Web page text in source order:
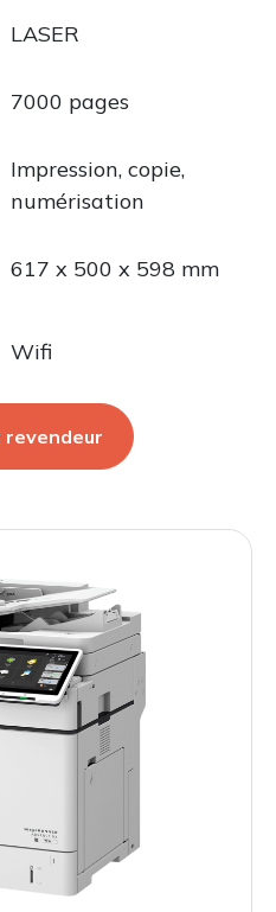
LASER
7000 pages
Impression, copie,
numérisation
617 x 500 x 598 mm
Wifi
revendeur